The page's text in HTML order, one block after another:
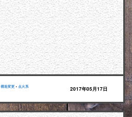
構造変更 • 点火系 2017年05月17日